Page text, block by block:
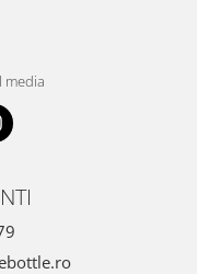
media